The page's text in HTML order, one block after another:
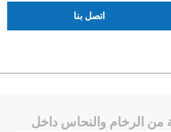
اتصل بنا